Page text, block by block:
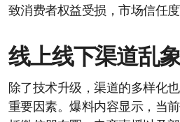
致消费者权益受损，市场信任度
线上线下渠道乱
除了技术升级，渠道的多样化
重要因素。爆料内容显示，当